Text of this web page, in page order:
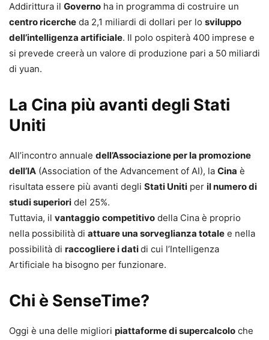
Addirittura il Governo ha in programma di costruire un
centro ricerche da 2,1 miliardi di dollari per lo sviluppo
dell’intelligenza artificiale. Il polo ospiterà 400 imprese e
si prevede creerà un valore di produzione pari a 50 miliardi
di yuan.
La Cina più avanti degli Stati
Uniti
All’incontro annuale dell’Associazione per la promozione
dell’IA (Association of the Advancement of AI), la Cina è
risultata essere più avanti degli Stati Uniti per il numero di
studi superiori del 25%.
Tuttavia, il vantaggio competitivo della Cina è proprio
nella possibilità di attuare una sorveglianza totale e nella
possibilità di raccogliere i datidi cui l’Intelligenza
Artificiale ha bisogno per funzionare.
Chi è SenseTime?
Oggi è una delle migliori piattaforme di supercalcolo che